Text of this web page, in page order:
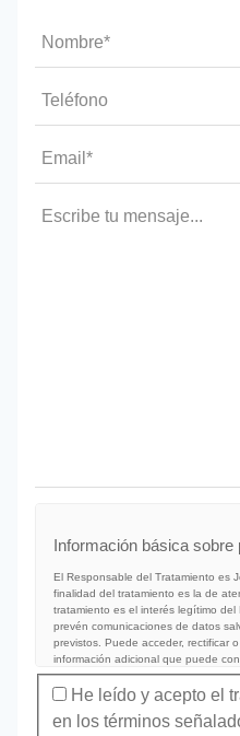
Teléfono*
Información básica sobre
El Responsable del Tratamiento es
finalidad del tratamiento es la de
tratamiento es el interés legítimo
prevén comunicaciones de datos
previstos. Puede acceder, rectificar
información adicional que puede
Sin nombre*
He leído y acepto el
en los términos